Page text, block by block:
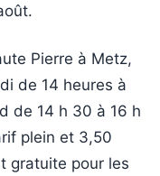
Pierre à Metz,
de 14 heures à
de 14 h 30 à 16 h
plein et 3,50
gratuite pour les